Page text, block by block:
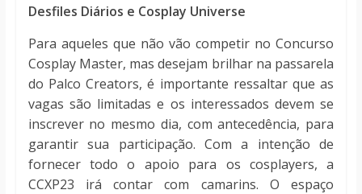
Desfiles Diários e Cosplay Universe
Para aqueles que não vão competir no Concurso
Cosplay Master, mas desejam brilhar na passarela
do Palco Creators, é importante ressaltar que as
vagas são limitadas e os interessados devem se
inscrever no mesmo dia, com antecedência, para
garantir sua participação. Com a intenção de
fornecer todo o apoio para os cosplayers, a
CCXP23 irá contar com camarins. O espaço